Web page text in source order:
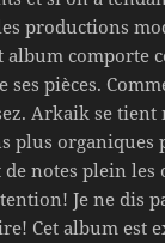
productions
album comporte
ses pièces.
Arkaik se
plus organiques
notes plein les
Je ne dis
Cet album est